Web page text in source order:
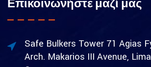
Επικοινωνήστε μαζί μας
Safe Bulkers Tower 71 Agias
Arch. Makarios III Avenue,